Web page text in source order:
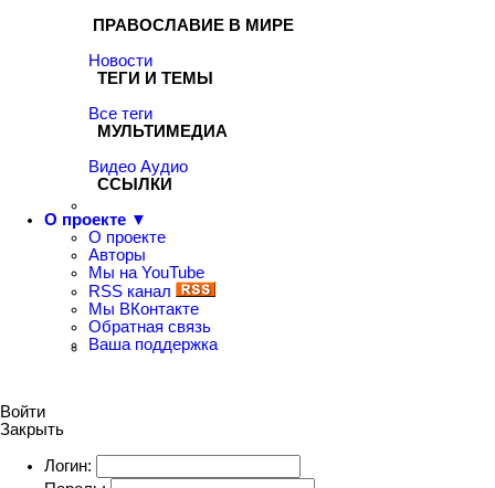
ПРАВОСЛАВИЕ В МИРЕ
Новости
ТЕГИ И ТЕМЫ
Все теги
МУЛЬТИМЕДИА
Видео Аудио
ССЫЛКИ
О проекте ▼
О проекте
Авторы
Мы на YouTube
RSS канал
Мы ВКонтакте
Обратная связь
Ваша поддержка
Войти
Закрыть
Логин: